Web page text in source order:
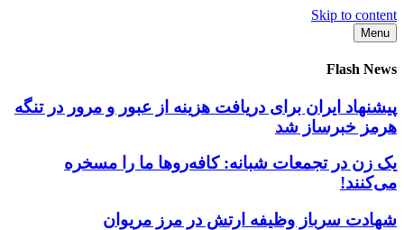
Skip to content
Menu
Flash News
پیشنهاد ایران برای دریافت هزینه از عبور و مرور در تنگه
هرمز خبرساز شد
یک زن در تجمعات شبانه: کافه‌روها ما را مسخره
می‌کنند!
شهادت سرباز وظیفه ارتش در مرز مریوان